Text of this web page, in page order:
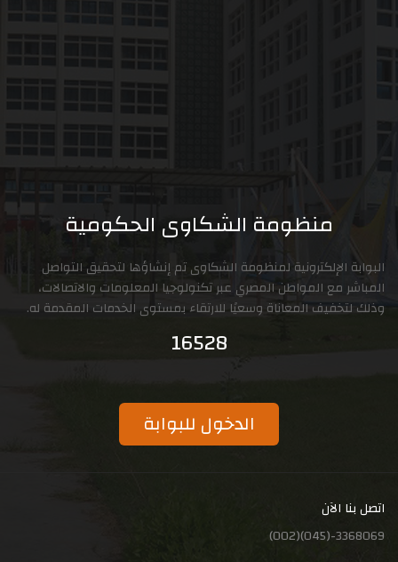
منظومة الشكاوى الحكومية
البوابة الإلكترونية لمنظومة الشكاوى تم إنشاؤها لتحقيق التواصل
المباشر مع المواطن المصري عبر تكنولوجيا المعلومات والاتصالات،
وذلك لتخفيف المعاناة وسعيًا للارتقاء بمستوى الخدمات المقدمة له.
16528
الدخول للبوابة
اتصل بنا الآن
3368069-(045)(002)